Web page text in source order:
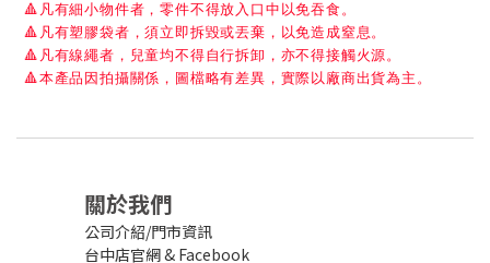
🔺 凡有細小物件者，零件不得放入口中以免吞食。
🔺 凡有塑膠袋者，須立即拆毀或丟棄，以免造成窒息。
🔺 凡有線繩者，兒童均不得自行拆卸，亦不得接觸火源。
🔺本產品因拍攝關係，圖檔略有差異，實際以廠商出貨為主。
關於我們
公司介紹/門市資訊
台中店官網& Facebook